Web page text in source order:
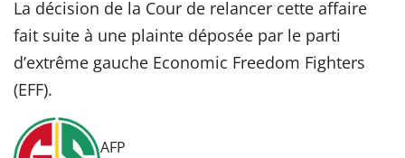
La décision de la Cour de relancer cette affaire
fait suite à une plainte déposée par le parti
d’extrême gauche Economic Freedom Fighters
(EFF).
AFP